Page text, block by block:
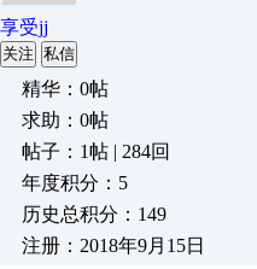
享受jj
关注 私信
精华：0帖
求助：0帖
帖子：1帖 | 284回
年度积分：5
历史总积分：149
注册：2018年9月15日